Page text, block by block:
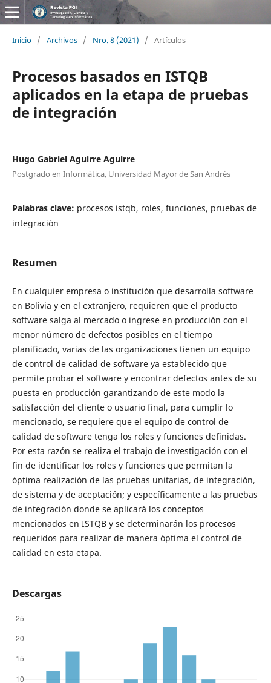
Inicio / Archivos / Nro. 8 (2021) / Artículos
Procesos basados en ISTQB
aplicados en la etapa de pruebas
de integración
Hugo Gabriel Aguirre Aguirre
Postgrado en Informática, Universidad Mayor de San Andrés
Palabras clave: procesos istqb, roles, funciones, pruebas de
integración
Resumen
En cualquier empresa o institución que desarrolla software
en Bolivia y en el extranjero, requieren que el producto
software salga al mercado o ingrese en producción con el
menor número de defectos posibles en el tiempo
planificado, varias de las organizaciones tienen un equipo
de control de calidad de software ya establecido que
permite probar el software y encontrar defectos antes de su
puesta en producción garantizando de este modo la
satisfacción del cliente o usuario final, para cumplir lo
mencionado, se requiere que el equipo de control de
calidad de software tenga los roles y funciones definidas.
Por esta razón se realiza el trabajo de investigación con el
fin de identificar los roles y funciones que permitan la
óptima realización de las pruebas unitarias, de integración,
de sistema y de aceptación; y específicamente a las pruebas
de integración donde se aplicará los conceptos
mencionados en ISTQB y se determinarán los procesos
requeridos para realizar de manera óptima el control de
calidad en esta etapa.
Descargas